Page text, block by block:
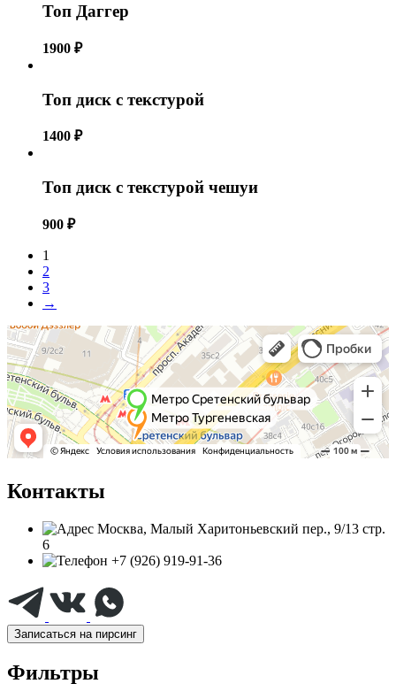
Топ Даггер
1900 ₽
Топ диск с текстурой
1400 ₽
Топ диск с текстурой чешуи
900 ₽
1
2
3
→
Контакты
Москва, Малый Харитоньевский пер., 9/13 стр.
6
+7 (926) 919-91-36
Записаться на пирсинг
Фильтры